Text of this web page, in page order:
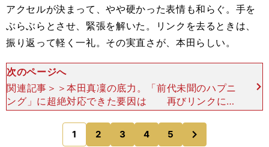
アクセルが決まって、やや硬かった表情も和らぐ。手を
ぶらぶらとさせ、緊張を解いた。リンクを去るときは、
振り返って軽く一礼。その実直さが、本田らしい。
次のページへ
関連記事＞＞本田真凜の底力。「前代未聞のハプニ
ング」に超絶対応できた要因は 再びリンクに入
った時、その顔は明るく輝いていた。「独自の世界
がある」とは本田武史コーチの言葉だが、それは表
現者としての女優
1 2 3 4 5
のページへ